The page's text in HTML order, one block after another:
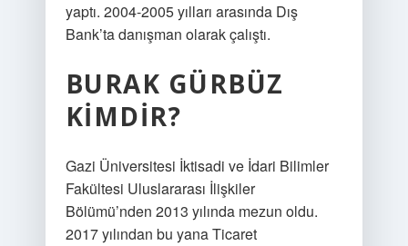
yaptı. 2004-2005 yılları arasında Dış
Bank’ta danışman olarak çalıştı.
BURAK GÜRBÜZ
KIMDIR?
Gazi Üniversitesi İktisadi ve İdari Bilimler
Fakültesi Uluslararası İlişkiler
Bölümü’nden 2013 yılında mezun oldu.
2017 yılından bu yana Ticaret